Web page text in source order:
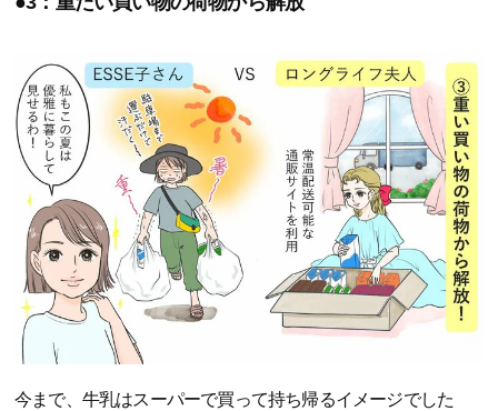
今まで、牛乳はスーパーで買って持ち帰るイメージでした